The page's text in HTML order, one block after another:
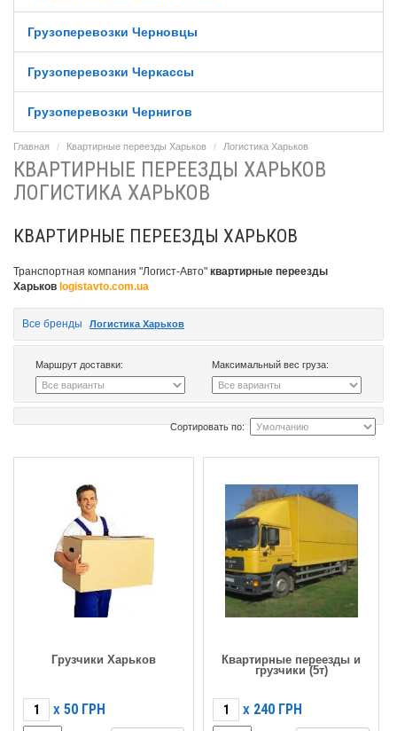
Грузоперевозки Черновцы
Грузоперевозки Черкассы
Грузоперевозки Чернигов
Главная Квартирные переезды Харьков Логистика Харьков
КВАРТИРНЫЕ ПЕРЕЕЗДЫ ХАРЬКОВ
ЛОГИСТИКА ХАРЬКОВ
КВАРТИРНЫЕ ПЕРЕЕЗДЫ ХАРЬКОВ
Транспортная компания "Логист-Авто" квартирные переезды
Харьков logistavto.com.ua
Все бренды Логистика Харьков
Маршрут доставки: Максимальный вес груза:
Сортировать по:
Грузчики Харьков
X 50 ГРН
Квартирные переезды и
грузчики (5т)
X 240 ГРН